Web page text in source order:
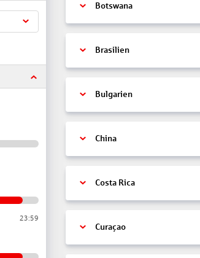
23:59
Botswana
Brasilien
Bulgarien
China
Costa Rica
Curaçao